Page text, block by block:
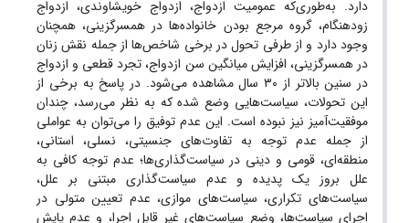
دارد. به‌طوری‌که عمومیت ازدواج، ازدواج خویشاوندی، ازدواج
زودهنگام، گروه مرجع بودن خانواده‌ها در همسرگزینی، همچنان
وجود دارد و از طرفی تحول در برخی شاخص‌ها از جمله نقش زنان
در همسرگزینی، افزایش میانگین سن ازدواج، تجرد قطعی و ازدواج
در سنین بالاتر از ۳۰ سال مشاهده می‌شود. در پاسخ به برخی از
این تحولات، سیاست‌هایی وضع شده که به نظر می‌رسد، چندان
موفقیت‌آمیز نیز نبوده است. این عدم توفیق را می‌توان به عواملی
از جمله عدم توجه به تفاوت‌های جنسیتی، نسلی، استانی،
منطقه‌ای، قومی و دینی در سیاست‌گذاری‌ها؛ عدم توجه کافی به
علل بروز یک پدیده و عدم سیاست‌گذاری مبتنی بر علل،
سیاست‌های تکراری، سیاست‌های موازی، عدم تعیین متولی در
اجرای سیاست‌ها، وضع سیاست‌های غیر قابل اجرا، و عدم پایش